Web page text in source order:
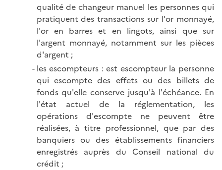
qualité de changeur manuel les personnes qui
pratiquent des transactions sur l'or monnayé,
l'or en barres et en lingots, ainsi que sur
l'argent monnayé, notamment sur les pièces
d'argent ;
les escompteurs : est escompteur la personne
qui escompte des effets ou des billets de
fonds qu'elle conserve jusqu'à l'échéance. En
l'état actuel de la réglementation, les
opérations d'escompte ne peuvent être
réalisées, à titre professionnel, que par des
banquiers ou des établissements financiers
enregistrés auprès du Conseil national du
crédit ;